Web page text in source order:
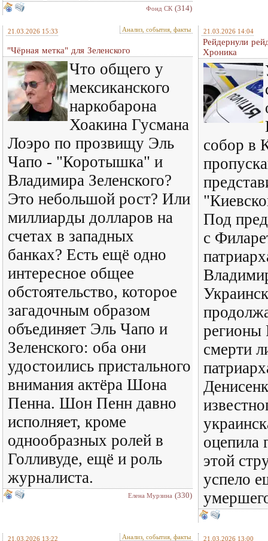
Фонд СК (314)
21.03.2026 15:33 Анализ, события, факты
"Чёрная метка" для Зеленского
Что общего у
мексиканского
наркобарона
Хоакина Гусмана
Лоэро по прозвищу Эль
Чапо - "Коротышка" и
Владимира Зеленского?
Это небольшой рост? Или
миллиарды долларов на
счетах в западных
банках? Есть ещё одно
интересное общее
обстоятельство, которое
загадочным образом
объединяет Эль Чапо и
Зеленского: оба они
удостоились пристального
внимания актёра Шона
Пенна. Шон Пенн давно
исполняет, кроме
однообразных ролей в
Голливуде, ещё и роль
журналиста.
Елена Мурзина (330)
21.03.2026 14:04
Рейдернули
Хроника
собор в
Под
с
регионы
смерти
оцепила
этой
успело
21.03.2026 13:22 Анализ, события, факты 21.03.2026 13:00